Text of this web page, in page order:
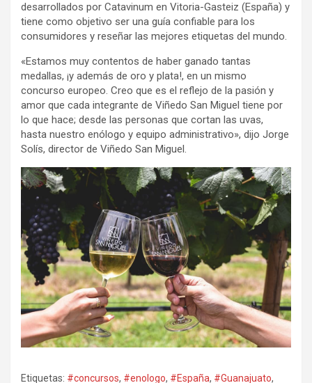
desarrollados por Catavinum en Vitoria-Gasteiz (España) y
tiene como objetivo ser una guía confiable para los
consumidores y reseñar las mejores etiquetas del mundo.
«Estamos muy contentos de haber ganado tantas
medallas, ¡y además de oro y plata!, en un mismo
concurso europeo. Creo que es el reflejo de la pasión y
amor que cada integrante de Viñedo San Miguel tiene por
lo que hace; desde las personas que cortan las uvas,
hasta nuestro enólogo y equipo administrativo», dijo Jorge
Solís, director de Viñedo San Miguel.
Etiquetas: #concursos, #enologo, #España, #Guanajuato,